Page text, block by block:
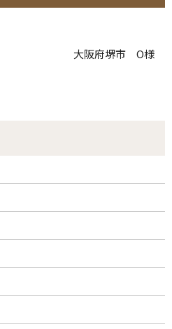
大阪府堺市 O様